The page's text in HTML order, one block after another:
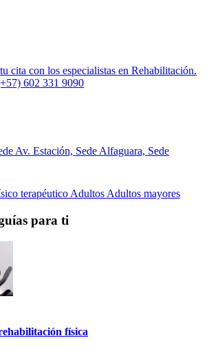
cita con los especialistas en Rehabilitación.
602 331 9090
Av. Estación, Sede Alfaguara, Sede
terapéutico Adultos Adultos mayores
para ti
física